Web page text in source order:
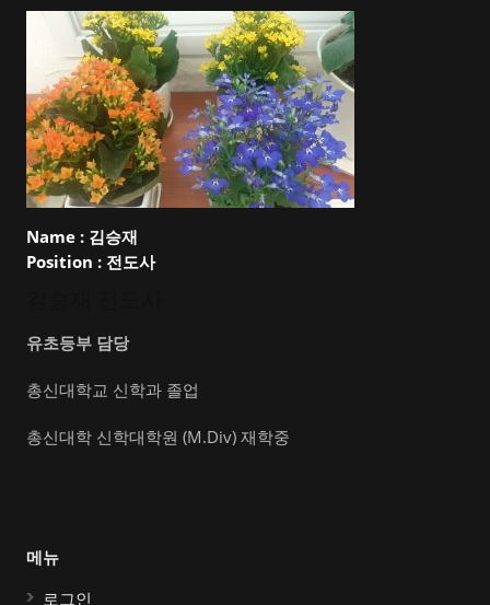
Name : 김승재
Position : 전도사
유초등부 담당
총신대학교 신학과 졸업
총신대학 신학대학원 (M.Div) 재학중
메뉴
로그인